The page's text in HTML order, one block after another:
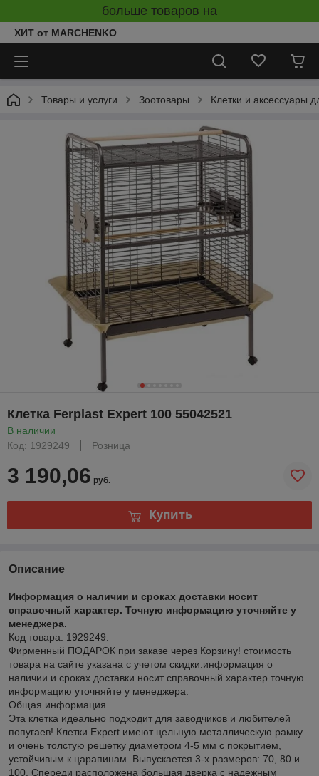
больше товаров на
ХИТ от MARCHENKO
Товары и услуги Зоотовары Клетки и аксессуары
Клетка Ferplast Expert 100 55042521
В наличии
Код: 1929249
Розница
3 190,06 руб.
Купить
Описание
Информация о наличии и сроках доставки носит
справочный характер. Точную информацию уточняйте у
менеджера.
Код товара: 1929249.
Фирменный ПОДАРОК при заказе через Корзину! стоимость
товара на сайте указана с учетом скидки.информация о
наличии и сроках доставки носит справочный характер.точную
информацию уточняйте у менеджера.
Общая информация
Эта клетка идеально подходит для заводчиков и любителей
попугаев! Клетки Expert имеют цельную металлическую рамку
и очень толстую решетку диаметром 4-5 мм с покрытием,
устойчивым к царапинам. Выпускается 3-х размеров: 70, 80 и
100. Спереди расположена большая дверка с надежным